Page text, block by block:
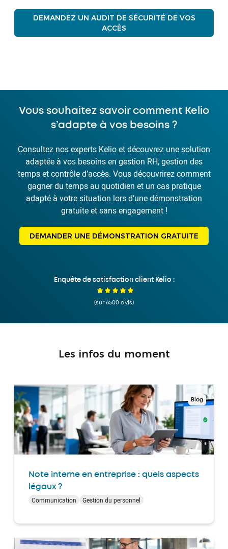
DEMANDEZ UN AUDIT DE SÉCURITÉ DE VOS
ACCÈS
Vous souhaitez savoir comment Kelio
s’adapte à vos besoins ?
Consultez nos experts Kelio et découvrez une solution
adaptée à vos besoins en gestion RH, gestion des
temps et contrôle d’accès. Vous découvrirez comment
gagner du temps au quotidien et un cas pratique
adapté à votre situation lors d’une démonstration
gratuite et sans engagement !
DEMANDER UNE DÉMONSTRATION GRATUITE
Enquête de satisfaction client Kelio :
(sur 6500 avis)
Les infos du moment
Blog
Note interne en entreprise : quels aspects
légaux ?
Communication Gestion du personnel